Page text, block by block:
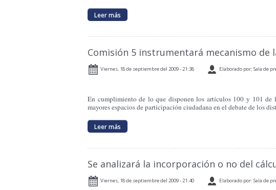
Leer más
Comisión 5 instrumentará mecanismo de
Viernes, 18 de septiembre del 2009 - 21:38 Elaborado por: Sala de
En cumplimiento de lo que disponen los artículos 100 y 101 de
mayores espacios de participación ciudadana en el debate de los
Leer más
Se analizará la incorporación o no del
Viernes, 18 de septiembre del 2009 - 21:40 Elaborado por: Sala de